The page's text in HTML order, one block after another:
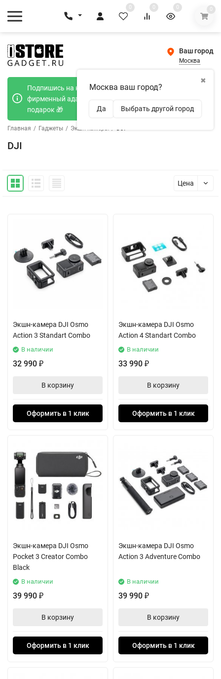
0 0 0 0
Ваш город
Москва
✖
Москва ваш город?
Да Выбрать другой город
Подпишись на наш телеграмм канал и получи
фирменный адаптер Type-C 20W при покупке в
подарок 🎁
Главная / Гаджеты / Экшн-камеры / DJI
DJI
Цена
Экшн-камера DJI Osmo
Action 3 Standart Combo
В наличии
32 990 ₽
В корзину
Оформить в 1 клик
Экшн-камера DJI Osmo
Action 4 Standart Combo
В наличии
33 990 ₽
В корзину
Оформить в 1 клик
Экшн-камера DJI Osmo
Pocket 3 Creator Combo
Black
В наличии
39 990 ₽
В корзину
Оформить в 1 клик
Экшн-камера DJI Osmo
Action 3 Adventure Combo
В наличии
39 990 ₽
В корзину
Оформить в 1 клик